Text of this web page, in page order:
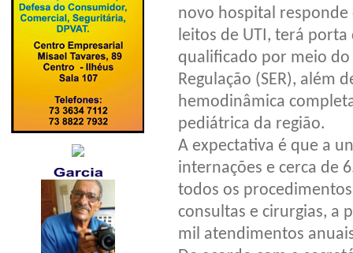
novo hospital responde
leitos de UTI, terá
qualificado por meio do
Regulação (SER), além
hemodinâmica
pediátrica da região.
A expectativa é que a
internações e cerca de
todos os
consultas e cirurgias, a
mil atendimentos